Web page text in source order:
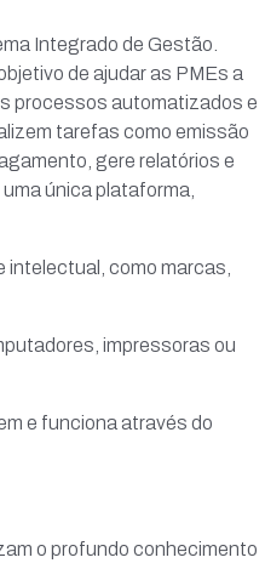
Integrado de Gestão
de ajudar as PMEs a
processos automatizados e
tarefas como emissão
gere relatórios e
única plataforma,
como marcas,
impressoras ou
e funciona através do
o profundo conhecimento